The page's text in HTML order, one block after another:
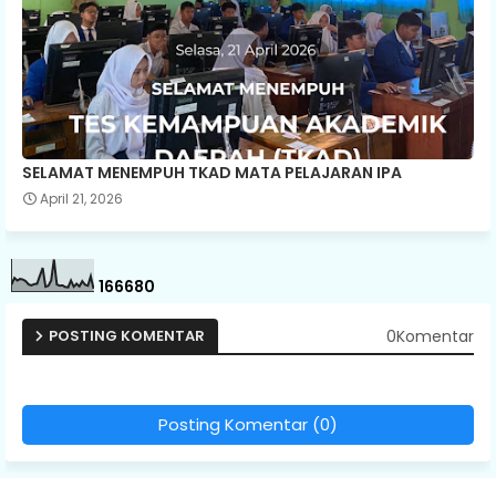
SELAMAT MENEMPUH TKAD MATA PELAJARAN IPA
April 21, 2026
166680
POSTING KOMENTAR 0Komentar
Posting Komentar (0)